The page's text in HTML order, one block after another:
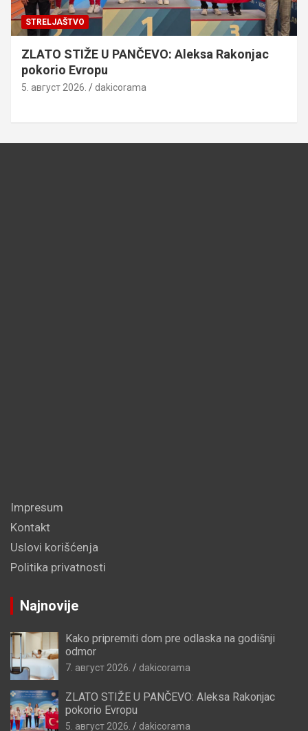
STRELJAŠTVO
ZLATO STIŽE U PANČEVO: Aleksa Rakonjac
pokorio Evropu
5. август 2026. dakicorama
Impresum
Kontakt
Uslovi korišćenja
Politika privatnosti
Najnovije
Kako pripremiti dom pre odlaska na godišnji
odmor
7. август 2026. dakicorama
ZLATO STIŽE U PANČEVO: Aleksa Rakonjac
pokorio Evropu
5. август 2026. dakicorama